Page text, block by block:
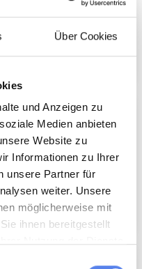
Über Cookies
und Anzeigen zu
Medien anbieten
Website zu
Informationen zu Ihrer
unsere Partner für
weiter. Unsere
möglicherweise mit
ihnen bereitgestellt